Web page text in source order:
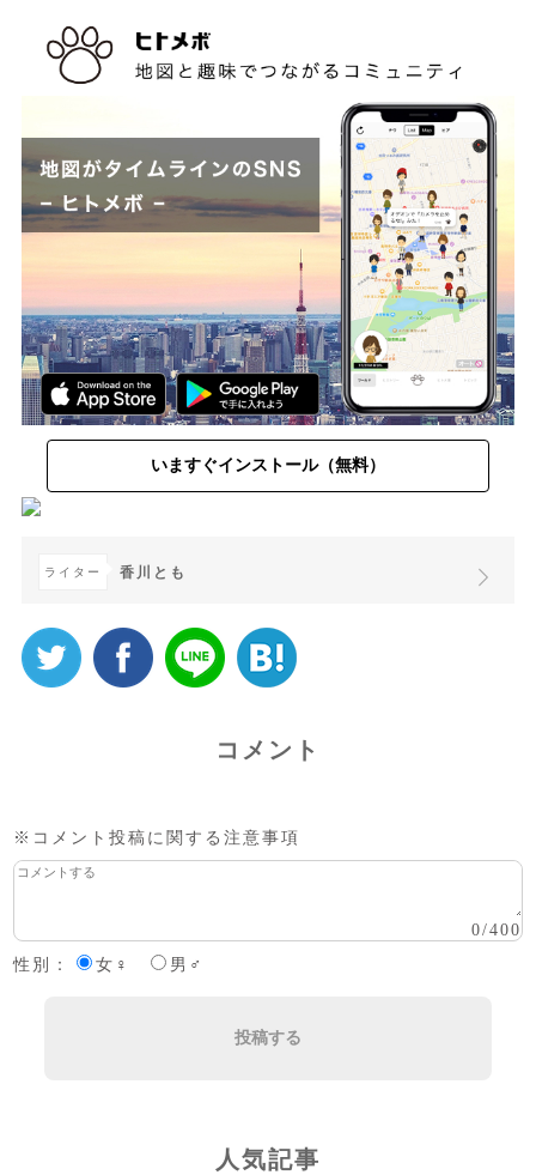
いますぐインストール（無料）
ライター 香川とも
コメント
※コメント投稿に関する注意事項
0/400
性別：
女♀ 男♂
投稿する
人気記事